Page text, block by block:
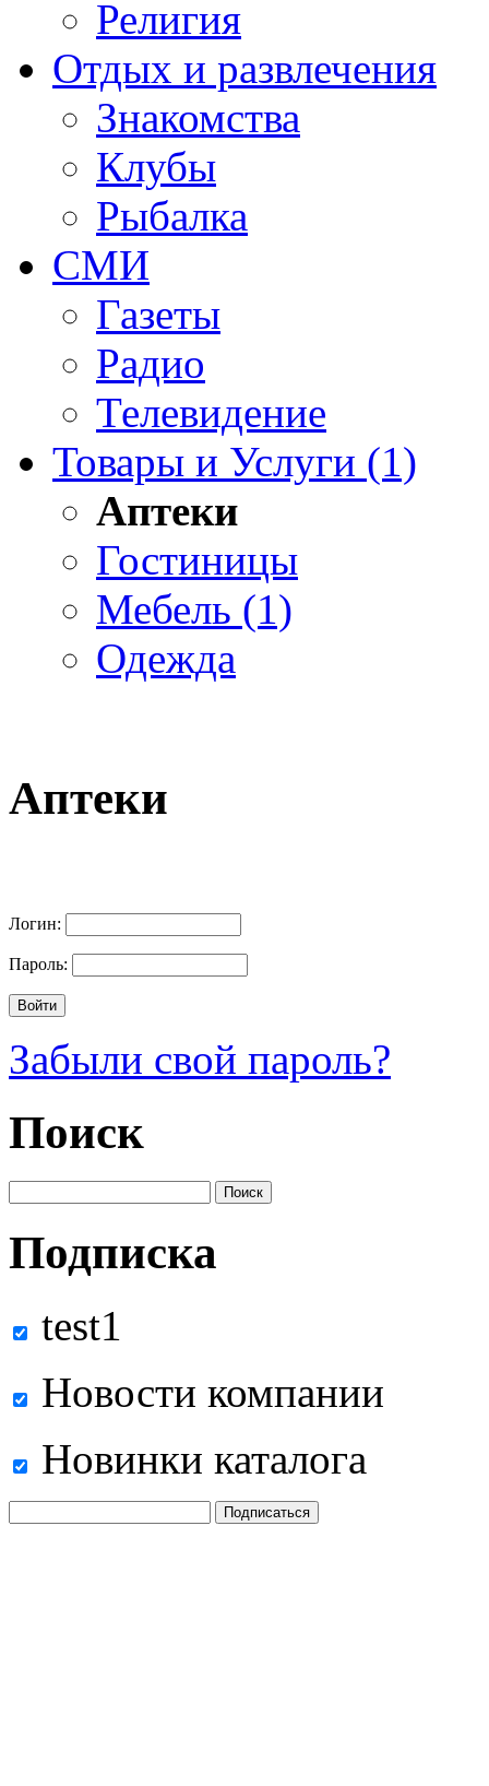
Религия
Отдых и развлечения
Знакомства
Клубы
Рыбалка
СМИ
Газеты
Радио
Телевидение
Товары и Услуги (1)
Аптеки
Гостиницы
Мебель (1)
Одежда
Аптеки
Логин:
Пароль:
Забыли свой пароль?
Поиск
Подписка
test1
Новости компании
Новинки каталога